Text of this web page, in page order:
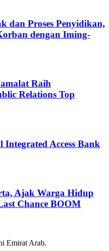
dan Proses Penyidikan,
dengan Iming-
Raih
Relations Top
Access Bank
Ajak Warga Hidup
Chance BOOM
Emirat Arab.